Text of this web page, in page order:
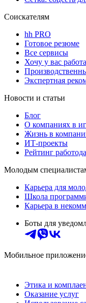
Соискателям
hh PRO
Готовое резюме
Все сервисы
Хочу у вас
Экспертная
Новости и статьи
Блог
О компаниях в
Жизнь в
ИТ-проекты
Рейтинг
Молодым
Карьера для
Школа
Карьера в
Боты для
Мобильное
Этика и
Оказание услуг